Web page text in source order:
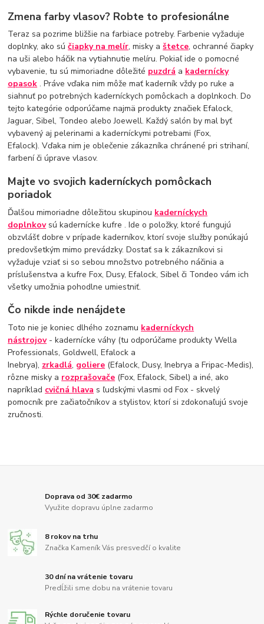
Zmena farby vlasov? Robte to profesionálne
Teraz sa pozrime bližšie na farbiace potreby. Farbenie vyžaduje
doplnky, ako súčiapky na melír, misky aštetce, ochranné čiapky
na uši alebo háčik na vytiahnutie melíru. Pokiaľ ide o pomocné
vybavenie, tu sú mimoriadne dôležité puzdrá a kadernícky
opasok . Práve vďaka nim môže mať kaderník vždy po ruke a
siahnuť po potrebných kaderníckych pomôckach a doplnkoch. Do
tejto kategórie odporúčame najmä produkty značiek Efalock,
Jaguar, Sibel, Tondeo alebo Joewell. Každý salón by mal byť
vybavený aj pelerinami a kaderníckymi potrebami (Fox,
Efalock). Vďaka nim je oblečenie zákazníka chránené pri strihaní,
farbení či úprave vlasov.
Majte vo svojich kaderníckych pomôckach
poriadok
Ďalšou mimoriadne dôležitou skupinou kaderníckych
doplnkovsú kadernícke kufre . Ide o položky, ktoré fungujú
obzvlášť dobre v prípade kaderníkov, ktorí svoje služby ponúkajú
predovšetkým mimo prevádzky. Dostať sa k zákazníkovi si
vyžaduje vziať si so sebou množstvo potrebného náčinia a
príslušenstva a kufre Fox, Dusy, Efalock, Sibel či Tondeo vám ich
všetky umožnia pohodlne umiestniť.
Čo nikde inde nenájdete
Toto nie je koniec dlhého zoznamu kaderníckych
nástrojov- kadernícke váhy (tu odporúčame produkty Wella
Professionals, Goldwell, Efalock a
Inebrya), zrkadlá, goliere (Efalock, Dusy, Inebrya a Fripac-Medis),
rôzne misky a rozprašovače (Fox, Efalock, Sibel) a iné, ako
napríklad cvičná hlava s ľudskými vlasmi od Fox - skvelý
pomocník pre začiatočníkov a stylistov, ktorí si zdokonaľujú svoje
zručnosti.
Doprava od 30€ zadarmo
Využite dopravu úplne zadarmo
8 rokov na trhu
Značka Kameník Vás presvedčí o kvalite
30 dní na vrátenie tovaru
Predĺžili sme dobu na vrátenie tovaru
Rýchle doručenie tovaru